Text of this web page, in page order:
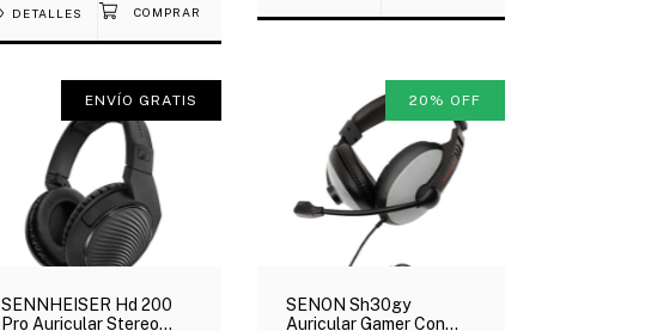
DETALLES
ENVÍO GRATIS
SENNHEISER Hd 200
Pro Auricular Stereo
20 % OFF
SENON Sh30gy
Auricular Gamer Con